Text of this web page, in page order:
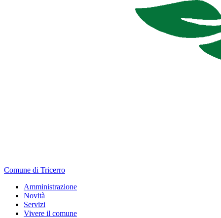
Comune di Tricerro
Amministrazione
Novità
Servizi
Vivere il comune